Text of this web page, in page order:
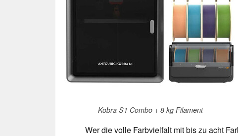
Kobra S1 Combo + 8 kg Filament
Wer die volle Farbvielfalt mit bis zu acht